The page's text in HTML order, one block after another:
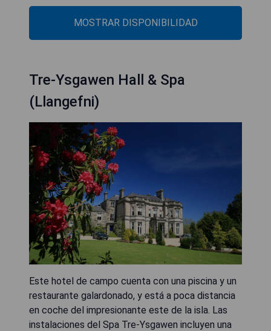
MOSTRAR DISPONIBILIDAD
Tre-Ysgawen Hall & Spa
(Llangefni)
Este hotel de campo cuenta con una piscina y un
restaurante galardonado, y está a poca distancia
en coche del impresionante este de la isla. Las
instalaciones del Spa Tre-Ysgawen incluyen una